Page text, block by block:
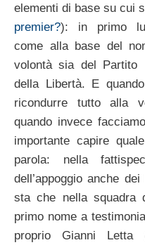
elementi di base su cui
premier?): in primo
come alla base del
volontà sia del Partito
della Libertà. E
ricondurre tutto alla
quando invece
importante capire
parola: nella
dell’appoggio anche
sta che nella squadra
primo nome a
proprio Gianni Letta